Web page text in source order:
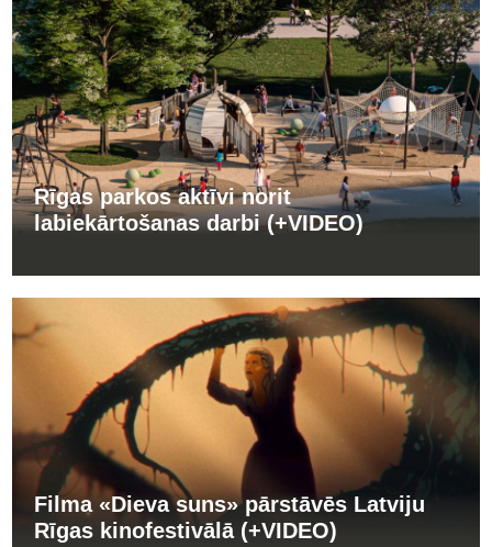
Rīgas parkos aktīvi norit
labiekārtošanas darbi (+VIDEO)
Filma «Dieva suns» pārstāvēs Latviju
Rīgas kinofestivālā (+VIDEO)